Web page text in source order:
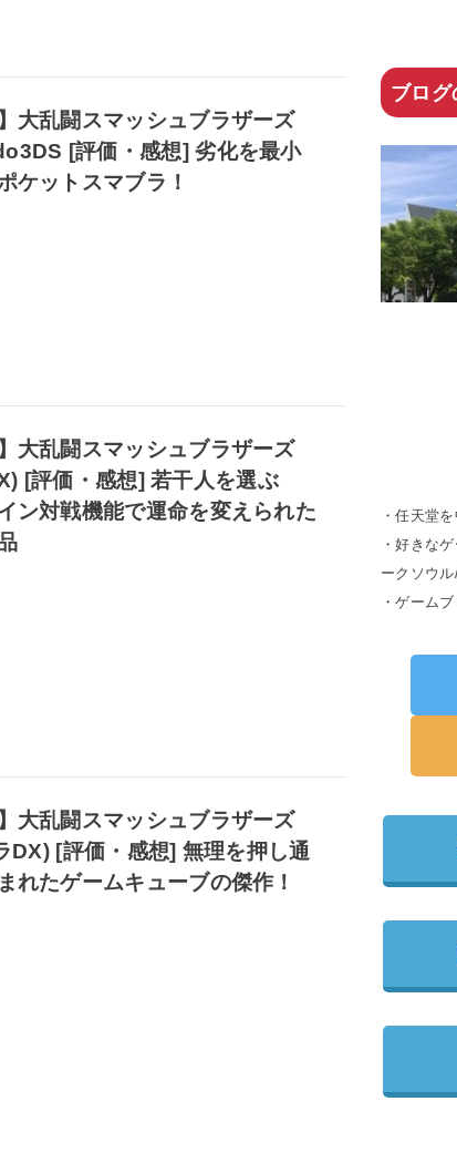
大乱闘スマッシュブラザーズ
[評価・感想] 劣化を最小
ケットスマブラ！
大乱闘スマッシュブラザーズ
[評価・感想] 若干人を選ぶ
ン対戦機能で運命を変えられた
大乱闘スマッシュブラザーズ
DX) [評価・感想] 無理を押し通
れたゲームキューブの傑作！
ブログ
・任天堂
・好きな
ークソウル
・ゲーム